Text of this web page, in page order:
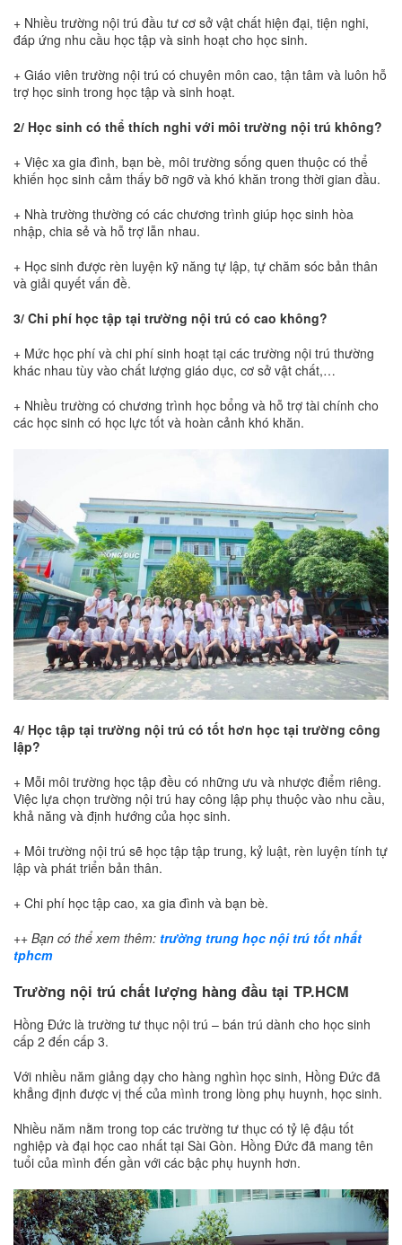
+ Nhiều trường nội trú đầu tư cơ sở vật chất hiện đại, tiện nghi,
đáp ứng nhu cầu học tập và sinh hoạt cho học sinh.
+ Giáo viên trường nội trú có chuyên môn cao, tận tâm và luôn hỗ
trợ học sinh trong học tập và sinh hoạt.
2/ Học sinh có thể thích nghi với môi trường nội trú không?
+ Việc xa gia đình, bạn bè, môi trường sống quen thuộc có thể
khiến học sinh cảm thấy bỡ ngỡ và khó khăn trong thời gian đầu.
+ Nhà trường thường có các chương trình giúp học sinh hòa
nhập, chia sẻ và hỗ trợ lẫn nhau.
+ Học sinh được rèn luyện kỹ năng tự lập, tự chăm sóc bản thân
và giải quyết vấn đề.
3/ Chi phí học tập tại trường nội trú có cao không?
+ Mức học phí và chi phí sinh hoạt tại các trường nội trú thường
khác nhau tùy vào chất lượng giáo dục, cơ sở vật chất,…
+ Nhiều trường có chương trình học bổng và hỗ trợ tài chính cho
các học sinh có học lực tốt và hoàn cảnh khó khăn.
4/ Học tập tại trường nội trú có tốt hơn học tại trường công
lập?
+ Mỗi môi trường học tập đều có những ưu và nhược điểm riêng.
Việc lựa chọn trường nội trú hay công lập phụ thuộc vào nhu cầu,
khả năng và định hướng của học sinh.
+ Môi trường nội trú sẽ học tập tập trung, kỷ luật, rèn luyện tính tự
lập và phát triển bản thân.
+ Chi phí học tập cao, xa gia đình và bạn bè.
++ Bạn có thể xem thêm: trường trung học nội trú tốt nhất
tphcm
Trường nội trú chất lượng hàng đầu tại TP.HCM
Hồng Đức là trường tư thục nội trú – bán trú dành cho học sinh
cấp 2 đến cấp 3.
Với nhiều năm giảng dạy cho hàng nghìn học sinh, Hồng Đức đã
khẳng định được vị thế của mình trong lòng phụ huynh, học sinh.
Nhiều năm nằm trong top các trường tư thục có tỷ lệ đậu tốt
nghiệp và đại học cao nhất tại Sài Gòn. Hồng Đức đã mang tên
tuổi của mình đến gần với các bậc phụ huynh hơn.